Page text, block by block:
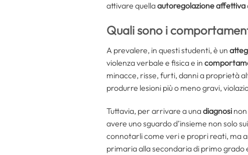
attivare quellaautoregolazione affettiva
Quali sono i
A prevalere, in questi studenti, è un
violenza verbale e fisica e in
minacce, risse, furti, danni a proprietà
produrre lesioni più o meno gravi,
Tuttavia, per arrivare a unadiagnosi
avere uno sguardo d’insieme non solo
connotarli come veri e propri reati, ma
primaria alla secondaria di primo grado